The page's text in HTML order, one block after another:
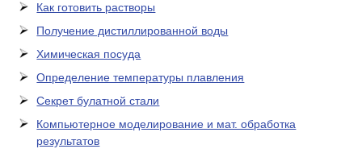
Как готовить растворы
Получение дистиллированной воды
Химическая посуда
Определение температуры плавления
Секрет булатной стали
Компьютерное моделирование и мат. обработка
результатов